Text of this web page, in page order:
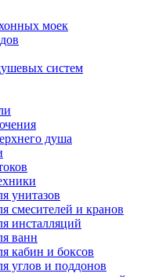
моек
систем
душа
унитазов
смесителей и кранов
инсталляций
ванн
кабин и боксов
углов и поддонов